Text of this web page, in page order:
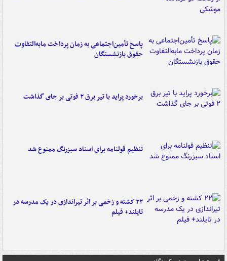
پاسخ تأمین‌اجتماعی به زمان پرداخت مابه‌التفاوت
حقوق بازنشستگان
برخورد پراید با تیر برق ۲ فوتی بر جای گذاشت
تنظیم قولنامه برای اسناد سبزرنگ ممنوع شد
۲۲ کشته و زخمی بر اثر تیراندازی در یک مدرسه در
تایلند+ فیلم